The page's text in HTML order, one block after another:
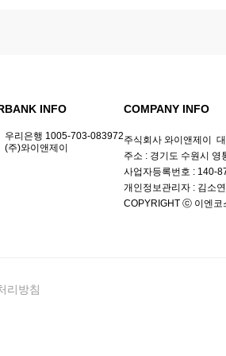
BANK INFO
우리은행 1005-703-083972
(주)와이앤제이
COMPANY INFO
주식회사 와이앤제이
주소 : 경기도 수원시
사업자등록번호 : 140-
개인정보관리자 : 김소연
COPYRIGHT ⓒ 이엔코
리방침